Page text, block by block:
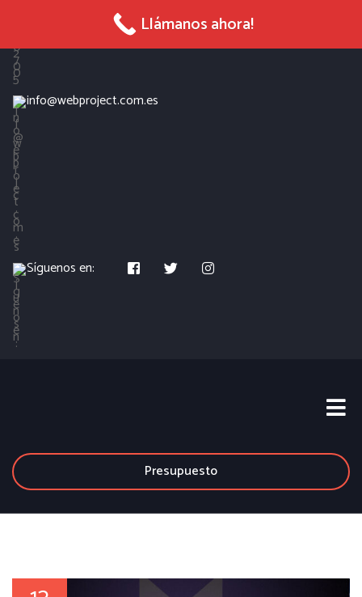
info@webproject.com.es
Síguenos en:
Presupuesto
Llámanos ahora!